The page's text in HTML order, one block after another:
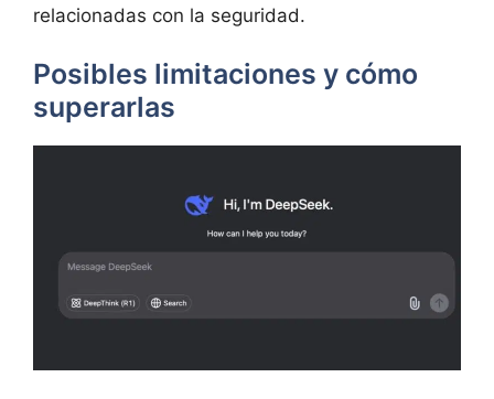
relacionadas con la seguridad.
Posibles limitaciones y cómo
superarlas